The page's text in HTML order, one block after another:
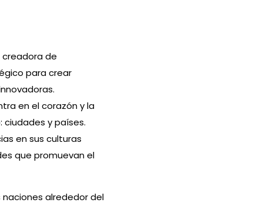
creadora de
para crear
en el corazón y la
y países.
en sus culturas
que promuevan el
alrededor del